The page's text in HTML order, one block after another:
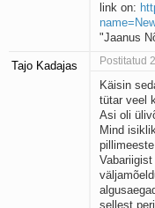
link on:
"Jaanus
Tajo Kadajas Postitatud
Käisin
tütar veel
Asi oli
Mind
sellest